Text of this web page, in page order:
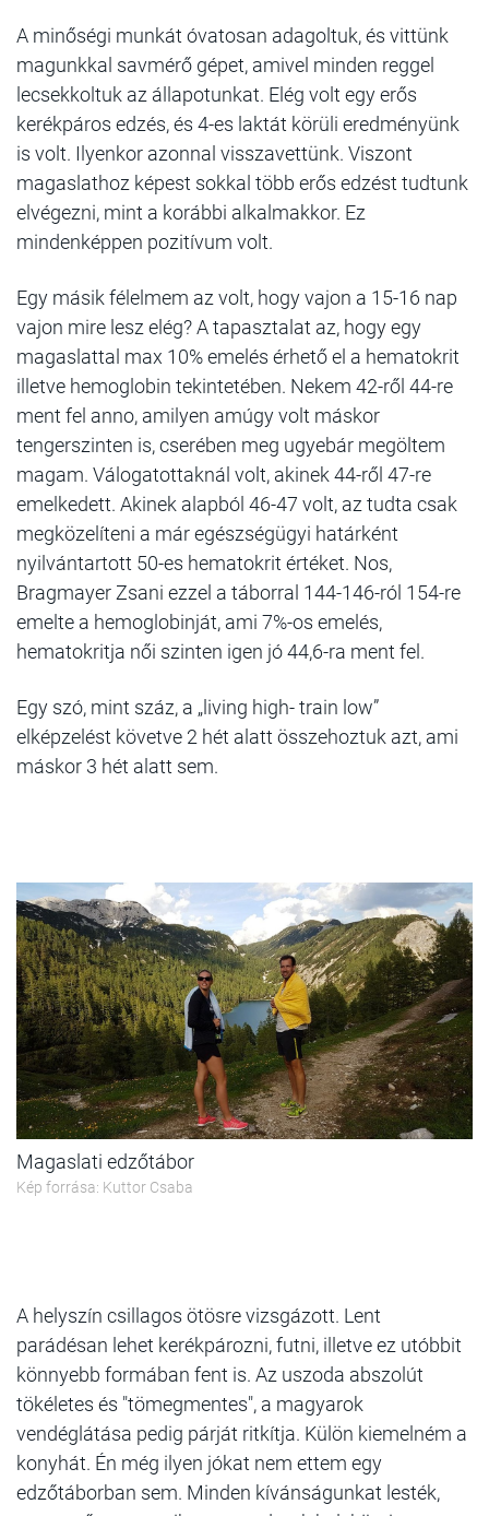
A minőségi munkát óvatosan adagoltuk, és vittünk
magunkkal savmérő gépet, amivel minden reggel
lecsekkoltuk az állapotunkat. Elég volt egy erős
kerékpáros edzés, és 4-es laktát körüli eredményünk
is volt. Ilyenkor azonnal visszavettünk. Viszont
magaslathoz képest sokkal több erős edzést tudtunk
elvégezni, mint a korábbi alkalmakkor. Ez
mindenképpen pozitívum volt.
Egy másik félelmem az volt, hogy vajon a 15-16 nap
vajon mire lesz elég? A tapasztalat az, hogy egy
magaslattal max 10% emelés érhető el a hematokrit
illetve hemoglobin tekintetében. Nekem 42-ről 44-re
ment fel anno, amilyen amúgy volt máskor
tengerszinten is, cserében meg ugyebár megöltem
magam. Válogatottaknál volt, akinek 44-ről 47-re
emelkedett. Akinek alapból 46-47 volt, az tudta csak
megközelíteni a már egészségügyi határként
nyilvántartott 50-es hematokrit értéket. Nos,
Bragmayer Zsani ezzel a táborral 144-146-ról 154-re
emelte a hemoglobinját, ami 7%-os emelés,
hematokritja női szinten igen jó 44,6-ra ment fel.
Egy szó, mint száz, a „living high- train low”
elképzelést követve 2 hét alatt összehoztuk azt, ami
máskor 3 hét alatt sem.
Magaslati edzőtábor
Kép forrása: Kuttor Csaba
A helyszín csillagos ötösre vizsgázott. Lent
parádésan lehet kerékpározni, futni, illetve ez utóbbit
könnyebb formában fent is. Az uszoda abszolút
tökéletes és "tömegmentes", a magyarok
vendéglátása pedig párját ritkítja. Külön kiemelném a
konyhát. Én még ilyen jókat nem ettem egy
edzőtáborban sem. Minden kívánságunkat lesték,